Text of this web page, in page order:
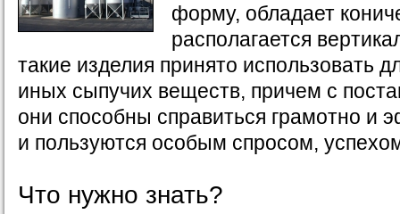
форму, обладает
располагается
такие изделия принято использовать
иных сыпучих веществ, причем с
они способны справиться грамотно и
и пользуются особым спросом,
Что нужно знать?